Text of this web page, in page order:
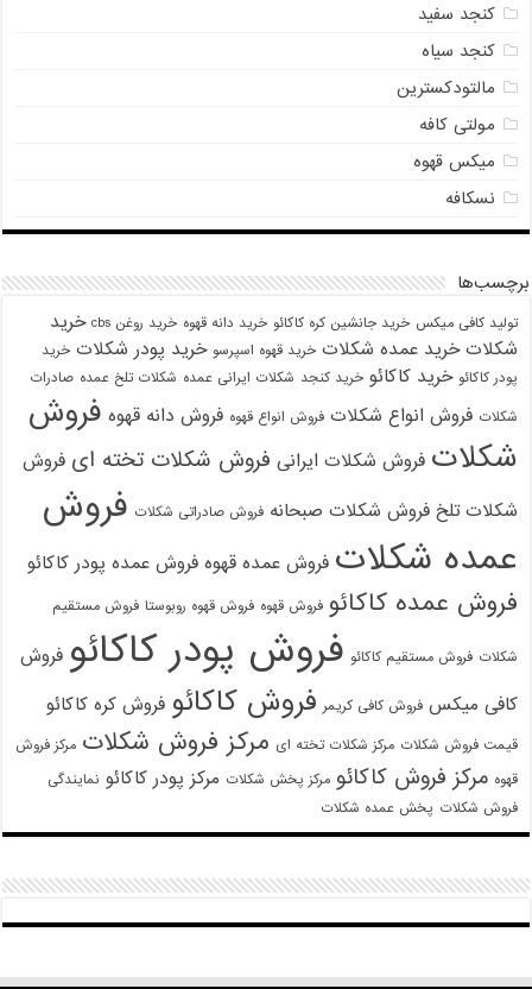
کنجد سفید
کنجد سیاه
مالتودکسترین
مولتی کافه
میکس قهوه
نسکافه
برچسب‌ها
تولید کافی میکس خرید جانشین کره کاکائو خرید دانه قهوه خرید روغن cbs
خرید
شکلات خرید عمده شکلات خرید قهوه اسپرسو خرید پودر شکلات خرید
پودر کاکائو خرید کاکائو خرید کنجد شکلات ایرانی عمده شکلات تلخ عمده صادرات
شکلات فروش انواع شکلات فروش انواع قهوه فروش دانه قهوه فروش
شکلات فروش شکلات ایرانی فروش شکلات تخته ای فروش
شکلات تلخ فروش شکلات صبحانه فروش صادراتی شکلات فروش
عمده شکلات فروش عمده قهوه فروش عمده پودر کاکائو
فروش عمده کاکائو فروش قهوه فروش قهوه روبوستا فروش مستقیم
شکلات فروش مستقیم کاکائو فروش پودر کاکائو فروش
کافی میکس فروش کافی کریمر فروش کاکائو فروش کره کاکائو
قیمت فروش شکلات مرکز شکلات تخته ای مرکز فروش شکلات مرکز فروش
قهوه مرکز فروش کاکائو مرکز پخش شکلات مرکز پودر کاکائو نمایندگی
فروش شکلات پخش عمده شکلات